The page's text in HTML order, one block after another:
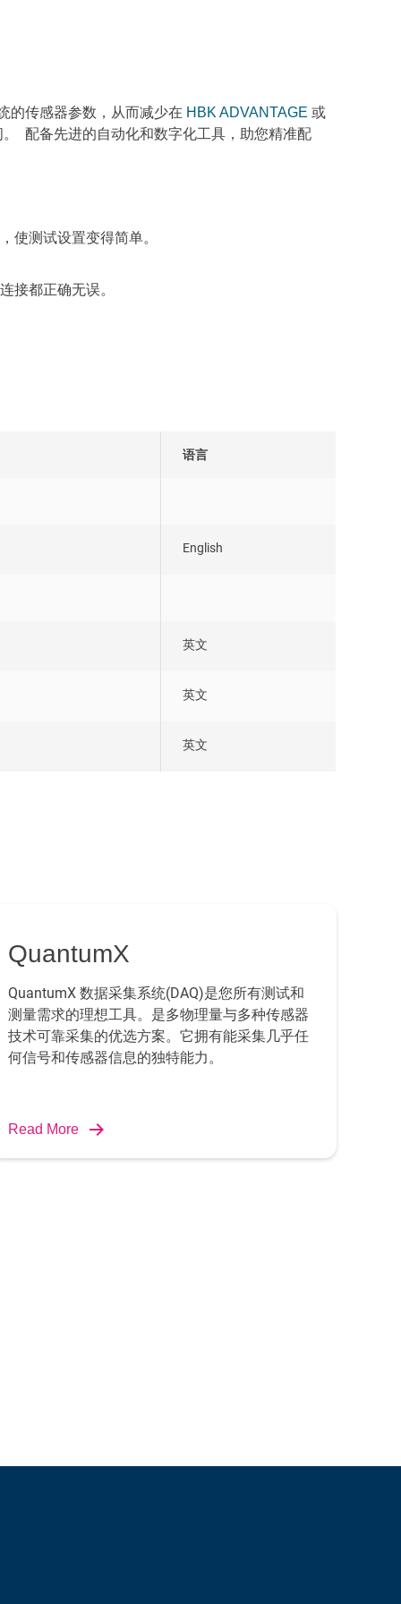
的传感器参数，从而减少在 HBK ADVANTAGE 或
配备先进的自动化和数字化工具，助您精准配
使测试设置变得简单。
接都正确无误。
语言
English
英文
英文
英文
QuantumX
QuantumX 数据采集系统(DAQ)是您所有测试和
测量需求的理想工具。是多物理量与多种传感器
技术可靠采集的优选方案。它拥有能采集几乎任
何信号和传感器信息的独特能力。
Read More